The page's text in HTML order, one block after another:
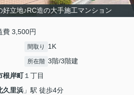
好立地♪RC造の大手施工マンション
費 3,500円
間取り 1K
所在階 3階/3階建
根岸町１丁目
久里浜 」駅 徒歩4分